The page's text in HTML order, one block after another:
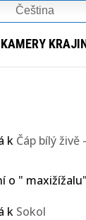
O nás
k Čáp bílý živě
o " maxižížalu"
k Sokol
Čeština‎